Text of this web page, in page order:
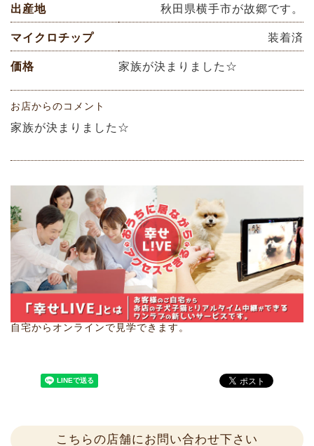
出産地 秋田県横手市が故郷です。
マイクロチップ 装着済
価格 家族が決まりました☆
お店からのコメント
家族が決まりました☆
自宅からオンラインで見学できます。
こちらの店舗にお問い合わせ下さい